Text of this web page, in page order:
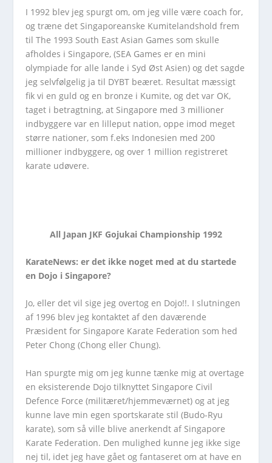
I 1992 blev jeg spurgt om, om jeg ville være coach for,
og træne det Singaporeanske Kumitelandshold frem
til The 1993 South East Asian Games som skulle
afholdes i Singapore, (SEA Games er en mini
olympiade for alle lande i Syd Øst Asien) og det sagde
jeg selvfølgelig ja til DYBT beæret. Resultat mæssigt
fik vi en guld og en bronze i Kumite, og det var OK,
taget i betragtning, at Singapore med 3 millioner
indbyggere var en lilleput nation, oppe imod meget
større nationer, som f.eks Indonesien med 200
millioner indbyggere, og over 1 million registreret
karate udøvere.
All Japan JKF Gojukai Championship 1992
KarateNews: er det ikke noget med at du startede
en Dojo i Singapore?
Jo, eller det vil sige jeg overtog en Dojo!!. I slutningen
af 1996 blev jeg kontaktet af den daværende
Præsident for Singapore Karate Federation som hed
Peter Chong (Chong eller Chung).
Han spurgte mig om jeg kunne tænke mig at overtage
en eksisterende Dojo tilknyttet Singapore Civil
Defence Force (militæret/hjemmeværnet) og at jeg
kunne lave min egen sportskarate stil (Budo-Ryu
karate), som så ville blive anerkendt af Singapore
Karate Federation. Den mulighed kunne jeg ikke sige
nej til, idet jeg have gået og fantaseret om at have en